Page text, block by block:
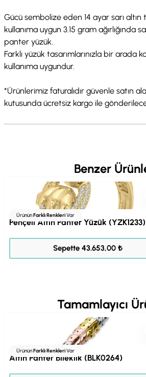
Gücü sembolize eden 14 ayar sarı altın
kullanıma uygun 3.15 gram ağırlığında
panter yüzük.
Farklı yüzük tasarımlarınızla bir arada
kullanıma uygundur.
*Ürünlerimiz faturalıdır güvenle satın
kutusunda ücretsiz kargo ile
Benzer
ÜrününFarklı RenkleriVar
Pençeli Altın Panter Yüzük (YZK1233)
Sepette 43.653,00 ₺
Tamamlayıcı
ÜrününFarklı RenkleriVar
Altın Panter Bileklik (BLK0264)